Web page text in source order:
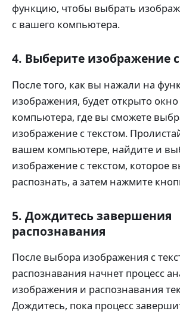
функцию, чтобы выбрать
с вашего компьютера.
4. Выберите изображение
После того, как вы нажали на
изображения, будет открыто
компьютера, где вы сможете
изображение с текстом.
вашем компьютере, найдите и
изображение с текстом, которое
распознать, а затем нажмите
5. Дождитесь завершения
распознавания
После выбора изображения с
распознавания начнет процесс
изображения и распознавания
Дождитесь, пока процесс